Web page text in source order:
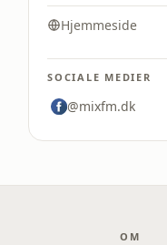
Hjemmeside
SOCIALE MEDIER
@mixfm.dk
OM